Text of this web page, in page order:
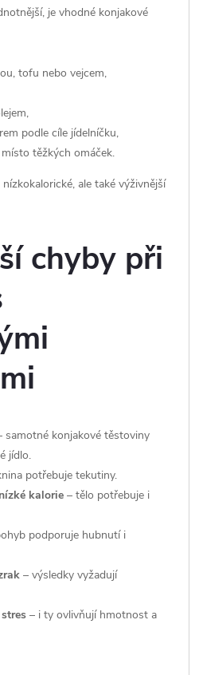
je vhodné konjakové
tofu nebo vejcem,
podle cíle jídelníčku,
těžkých omáček.
ale také výživnější
chyby při
samotné konjakové těstoviny
jídlo.
potřebuje tekutiny.
kalorie – tělo potřebuje i
podporuje hubnutí i
– výsledky vyžadují
– i ty ovlivňují hmotnost a